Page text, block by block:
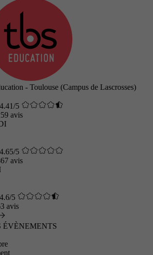
- Toulouse (Campus de Lascrosses)
5
avis
5
avis
5
avis
ÉVÈNEMENTS